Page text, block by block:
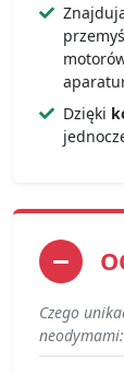
Dzięki
Czego
neodymami: